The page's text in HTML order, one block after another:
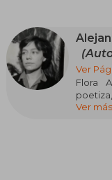
Ver
Flora
Ver más